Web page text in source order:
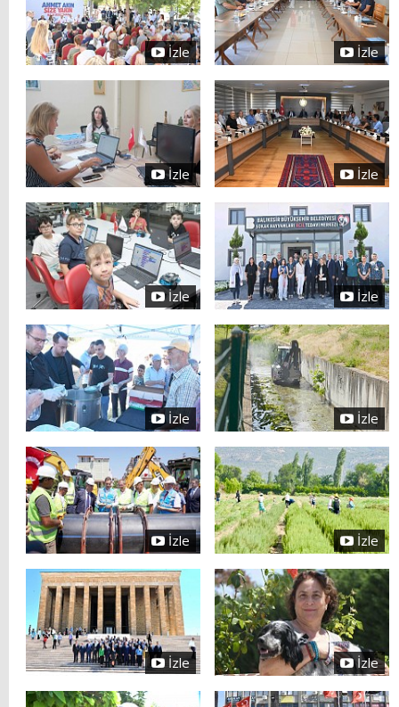
İzle İzle
İzle İzle
İzle İzle
İzle İzle
İzle İzle
İzle İzle